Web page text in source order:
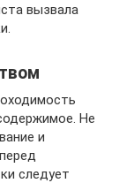
вызвала
Не
и
следует